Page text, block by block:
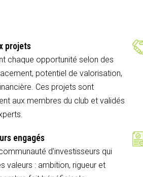
projets
chaque opportunité selon des
potentiel de valorisation,
Ces projets sont
aux membres du club et validés
engagés
d'investisseurs qui
valeurs : ambition, rigueur et